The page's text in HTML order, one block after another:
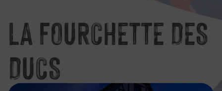
LA FOURCHETTE DES
DUCS